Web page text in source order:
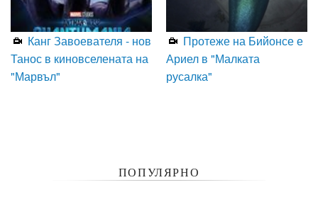
Канг Завоевателя - нов
Танос в киновселената на
"Марвъл"
Протеже на Бийонсе е
Ариел в "Малката
русалка"
ПОПУЛЯРНО